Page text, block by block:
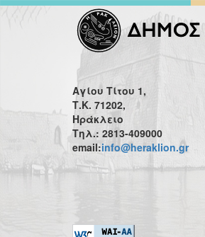
Αγίου Τίτου 1,
Τ.Κ. 71202,
Ηράκλειο
Τηλ.: 2813-409000
email:info@heraklion.gr